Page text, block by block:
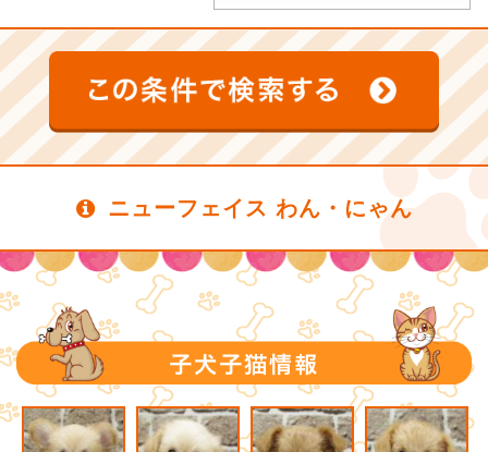
ニューフェイス わん・にゃん